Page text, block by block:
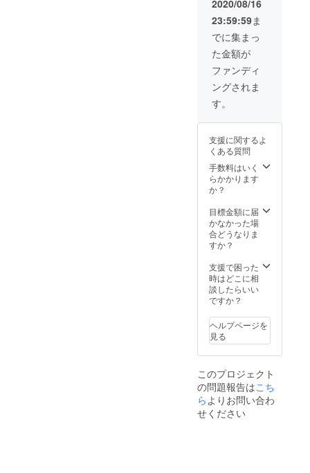
2020/08/16
23:59:59ま
でに集まっ
た金額が
ファンディ
ングされま
す。
支援に関するよ
くある質問
手数料はいく
らかかります
か？
目標金額に届
かなかった場
合どうなりま
すか？
支援で困った
時はどこに相
談したらいい
ですか？
ヘルプページを
見る
このプロジェクト
の問題報告はこち
ら よりお問い合わ
せください